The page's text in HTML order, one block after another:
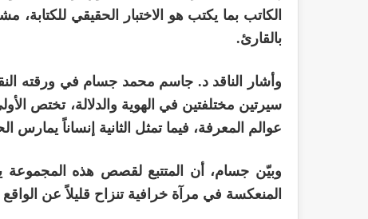
الكاتب بما يكتب هو الاختبار الحقيقي
بالقارئ.
وأشار الناقد د. جاسم محمد جسام في ورقته
سيرتين مختلفتين في الهوية والدلالة، تختص
عوالم المعرفة، فيما تمثل الثانية إنساناً يمارس
وبيّن جسام، أن المتتبع لقصص هذه
المنعكسة في مرآة خرافية تنزاح قليلاً عن الواقع